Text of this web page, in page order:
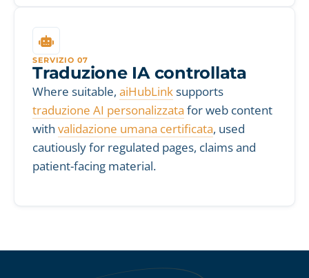
SERVIZIO 07
Traduzione IA controllata
Where suitable, aiHubLinksupports
traduzione AI personalizzata for web content
with validazione umana certificata, used
cautiously for regulated pages, claims and
patient-facing material.